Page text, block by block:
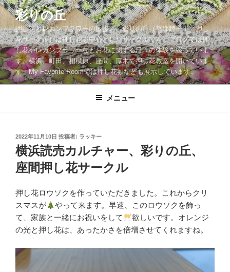
コ
ン
テ
ン
ツ
へ
ス
彩りの丘
押し花とレカンフラワーの散歩道。彩りの丘（草部睦子主宰押し
花サークル）は押し花を中心としたサークルです。ブログでは押
し花やレカンフラワーなどお花に関する日々の体験を綴っていま
す。横浜、町田、相模原、座間、厚木で押し花教室を開いていま
す。My Favorite Roomでは押し花額なども展示しています。
メニュー
投
稿
日:
2022年11月10日 投稿者: ラッキー
横浜読売カルチャー、彩りの丘、
座間押し花サークル
押し花ロウソクを作っていただきました。これからクリ
スマスが
やって来ます。早速、このロウソクを飾っ
て、家族と一緒にお祝いをして
欲しいです。オレンジ
の光と押し花は、あったかさを倍増させてくれますね。